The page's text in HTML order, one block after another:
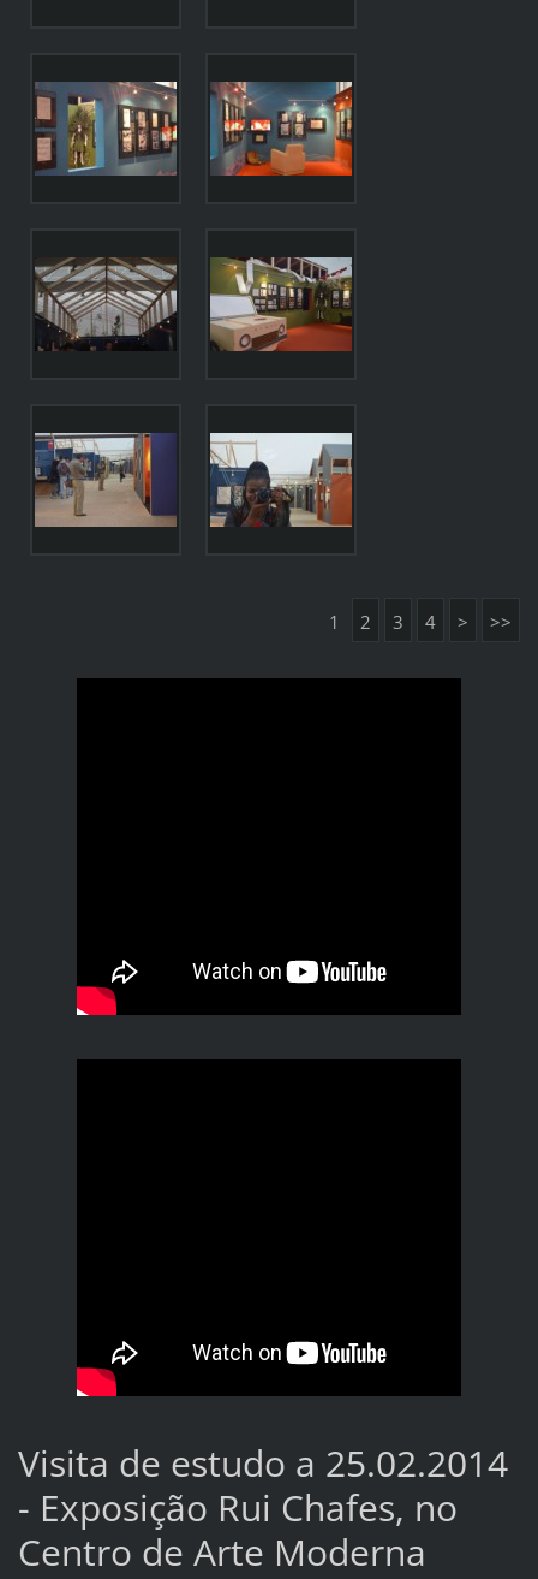
1 2 3 4 > >>
Visita de estudo a 25.02.2014
- Exposição Rui Chafes, no
Centro de Arte Moderna